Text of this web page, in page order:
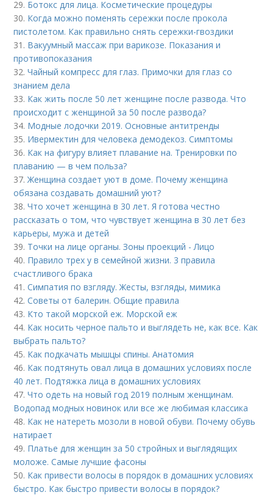
29. Ботокс для лица. Косметические процедуры
30. Когда можно поменять сережки после прокола
пистолетом. Как правильно снять сережки-гвоздики
31. Вакуумный массаж при варикозе. Показания и
противопоказания
32.Чайный компресс для глаз. Примочки для глаз со
знанием дела
33. Как жить после 50 лет женщине после развода. Что
происходит с женщиной за 50 после развода?
34. Модные лодочки 2019. Основные антитренды
35. Ивермектин для человека демодекоз. Симптомы
36. Как на фигуру влияет плавание на. Тренировки по
плаванию — в чем польза?
37.Женщина создает уют в доме. Почему женщина
обязана создавать домашний уют?
38.Что хочет женщина в 30 лет. Я готова честно
рассказать о том, что чувствует женщина в 30 лет без
карьеры, мужа и детей
39. Точки на лице органы. Зоны проекций - Лицо
40. Правило трех у в семейной жизни. 3 правила
счастливого брака
41.Симпатия по взгляду. Жесты, взгляды, мимика
42.Советы от балерин. Общие правила
43. Кто такой морской еж. Морской еж
44. Как носить черное пальто и выглядеть не, как все. Как
выбрать пальто?
45. Как подкачать мышцы спины. Анатомия
46. Как подтянуть овал лица в домашних условиях после
40 лет. Подтяжка лица в домашних условиях
47.Что одеть на новый год 2019 полным женщинам.
Водопад модных новинок или все же любимая классика
48. Как не натереть мозоли в новой обуви. Почему обувь
натирает
49. Платье для женщин за 50 стройных и выглядящих
моложе. Самые лучшие фасоны
50. Как привести волосы в порядок в домашних условиях
быстро. Как быстро привести волосы в порядок?